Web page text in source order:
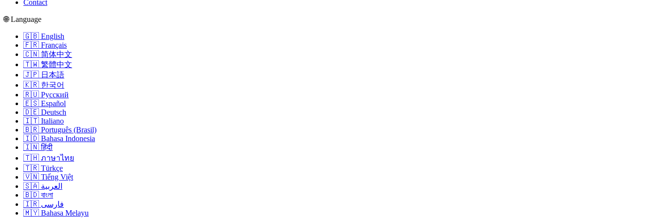
Contact
🌐 Language
🇬🇧 English
🇫🇷 Français
🇨🇳 简体中文
🇹🇼 繁體中文
🇯🇵 日本語
🇰🇷 한국어
🇷🇺 Русский
🇪🇸 Español
🇩🇪 Deutsch
🇮🇹 Italiano
🇧🇷 Português (Brasil)
🇮🇩 Bahasa Indonesia
🇮🇳 हिंदी
🇹🇭 ภาษาไทย
🇹🇷 Türkçe
🇻🇳 Tiếng Việt
🇸🇦 العربية
🇧🇩 বাংলা
🇮🇷 فارسی
🇲🇾 Bahasa Melayu